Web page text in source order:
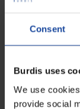
Consent
Burdis uses
We use
provide social
l'inox. Pour
Fiche
Longueur